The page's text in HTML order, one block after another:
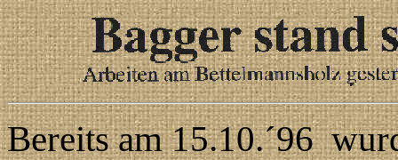
Bereits am 15.10.´96